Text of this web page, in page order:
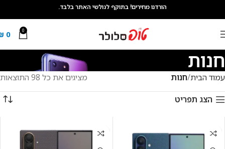
הורדנו מחירים! בתוקף לגולשי האתר בלבד.
0
0
חנות
עמוד הבית חנות
מציגים את כל ⁦98⁩ התוצאות
הצג תפריט